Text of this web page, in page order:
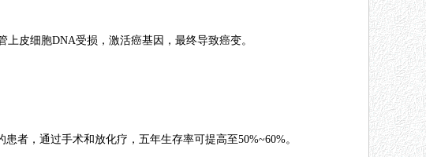
皮细胞DNA受损，激活癌基因，最终导致癌变。
者，通过手术和放化疗，五年生存率可提高至50%~60%。